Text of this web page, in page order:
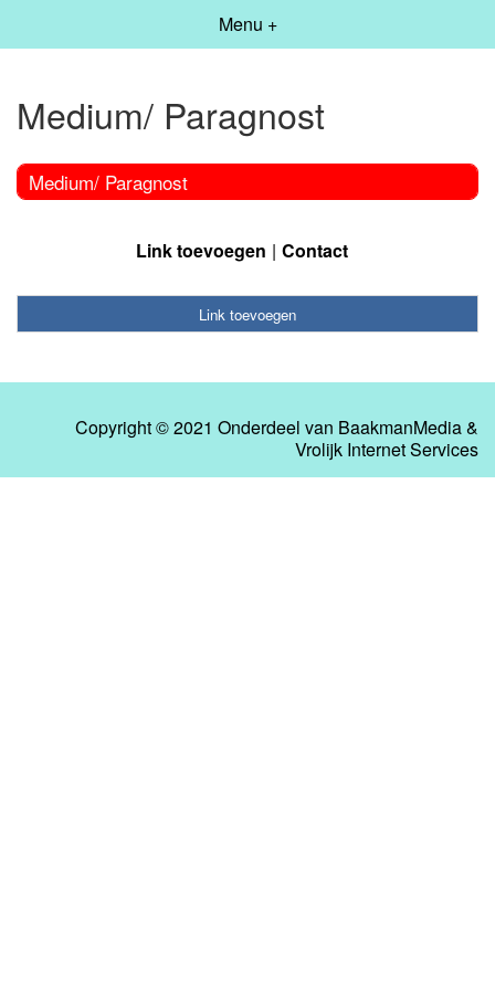
Menu +
Medium/ Paragnost
Medium/ Paragnost
Link toevoegen Contact
Link toevoegen
Copyright © 2021 Onderdeel van BaakmanMedia&
Vrolijk Internet Services